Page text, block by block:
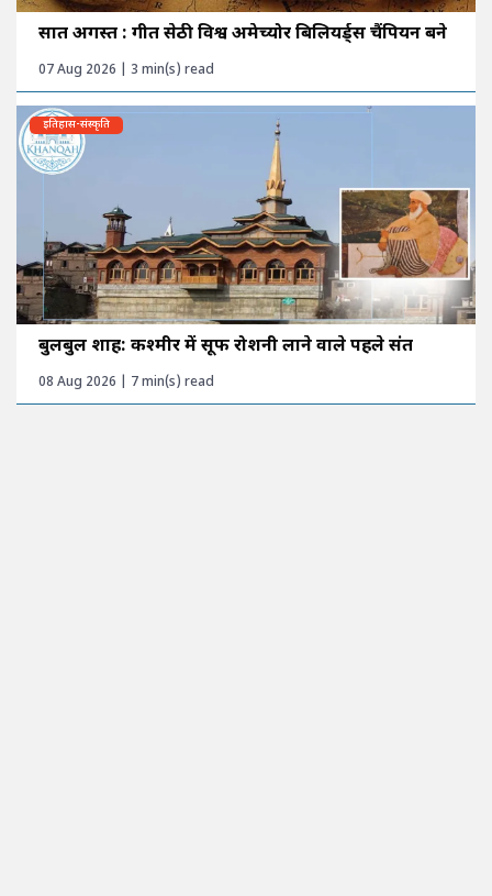
सात अगस्त : गीत सेठी विश्व अमेच्योर बिलियर्ड्स चैंपियन बने
07 Aug 2026 | 3 min(s) read
इतिहास-संस्कृति
बुलबुल शाह: कश्मीर में सूफी रोशनी लाने वाले पहले संत
08 Aug 2026 | 7 min(s) read